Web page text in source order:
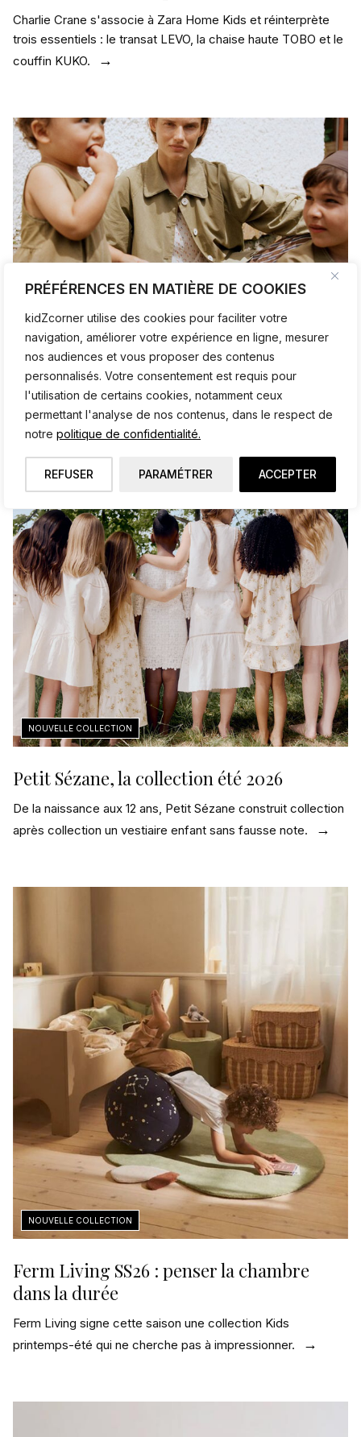
PRÉFÉRENCES EN MATIÈRE DE COOKIES
kidZcorner utilise des cookies pour faciliter votre
navigation, améliorer votre expérience en ligne, mesurer
nos audiences et vous proposer des contenus
personnalisés. Votre consentement est requis pour
l'utilisation de certains cookies, notamment ceux
permettant l'analyse de nos contenus, dans le respect de
notre politique de confidentialité.
PARAMÉTRER
REFUSER ACCEPTER
Charlie Crane s'associe à Zara Home Kids et réinterprète
trois essentiels : le transat LEVO, la chaise haute TOBO et le
couffin KUKO.
Caramel x Zara : la collection enfant de
l’été 2026
Zara dévoile sa collaboration avec Caramel London.
Découvrez les premières images de la collection enfant
Petit Sézane, la collection été 2026
De la naissance aux 12 ans, Petit Sézane construit collection
après collection un vestiaire enfant sans fausse note.
Ferm Living SS26 : penser la chambre
dans la durée
Ferm Living signe cette saison une collection Kids
printemps-été qui ne cherche pas à impressionner.